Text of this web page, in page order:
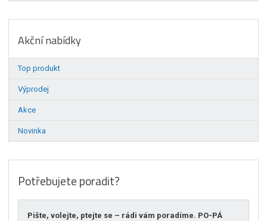
Akční nabídky
Top produkt
Výprodej
Akce
Novinka
Potřebujete poradit?
Pište, volejte, ptejte se – rádi vám poradíme. PO-PÁ